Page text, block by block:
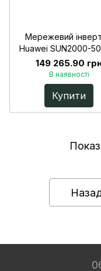
Мережевий
Huawei SUN2000-
M3
149 265.90
В наявності
Купити